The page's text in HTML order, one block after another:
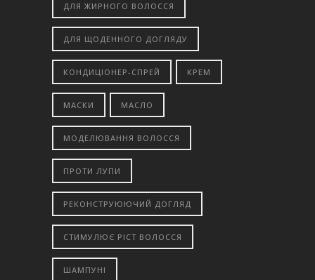
ДЛЯ ЖИРНОГО ВОЛОССЯ
ДЛЯ ЩОДЕННОГО ДОГЛЯДУ
КОНДИЦІОНЕР-СПРЕЙ КРЕМ
МАСКИ МАСЛО
МОДЕЛЮВАННЯ ВОЛОССЯ
ПРОТИ ЛУПИ
РЕКОНСТРУЮЮЧИЙ ДОГЛЯД
СТИМУЛЮЄ РІСТ ВОЛОССЯ
ШАМПУНІ